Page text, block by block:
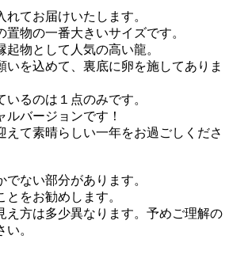
てお届けいたします。
置物の一番大きいサイズです。
物として人気の高い龍。
いを込めて、裏底に卵を施してありま
るのは１点のみです。
ルバージョンです！
えて素晴らしい一年をお過ごしくださ
ない部分があります。
をお勧めします。
え方は多少異なります。予めご理解の
い。